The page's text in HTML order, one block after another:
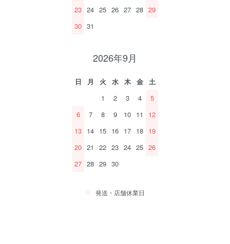
23 24 25 26 27 28 29
30 31
2026年9月
日 月 火 水 木 金
土
1
2 3 4
5
6
7 8 9 10 11
12
13 14 15 16 17 18 19
20 21 22 23 24 25 26
27 28 29 30
発送・店舗休業日